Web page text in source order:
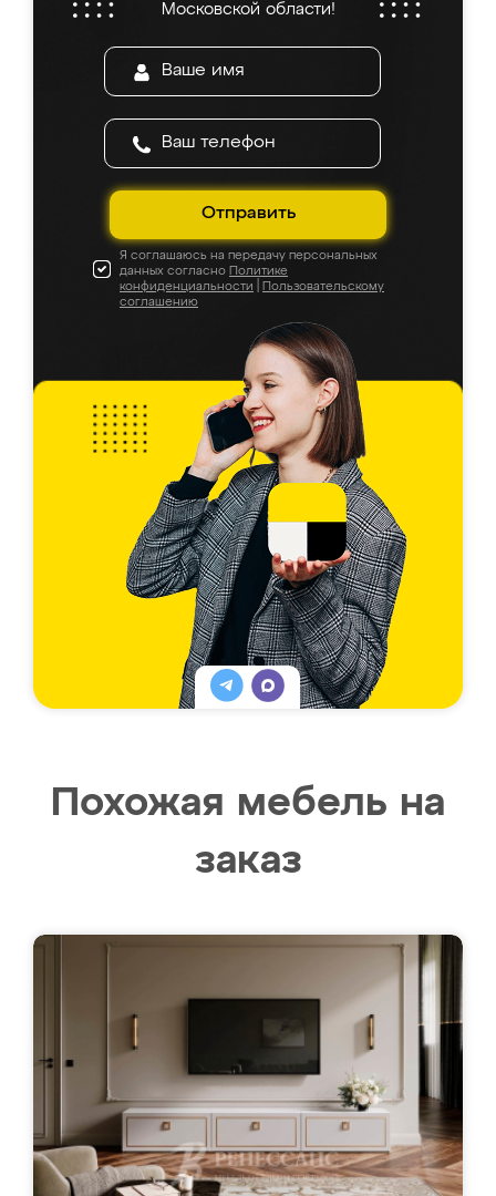
Московской области!
Отправить
Я соглашаюсь на передачу персональных
данных согласно Политике
конфиденциальности
Пользовательскому
соглашению
Похожая мебель на
заказ